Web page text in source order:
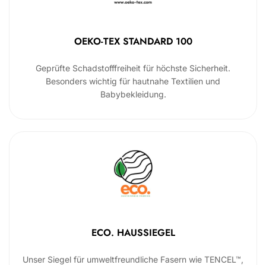
OEKO-TEX STANDARD 100
Geprüfte Schadstofffreiheit für höchste Sicherheit.
Besonders wichtig für hautnahe Textilien und
Babybekleidung.
ECO. HAUSSIEGEL
Unser Siegel für umweltfreundliche Fasern wie TENCEL™,